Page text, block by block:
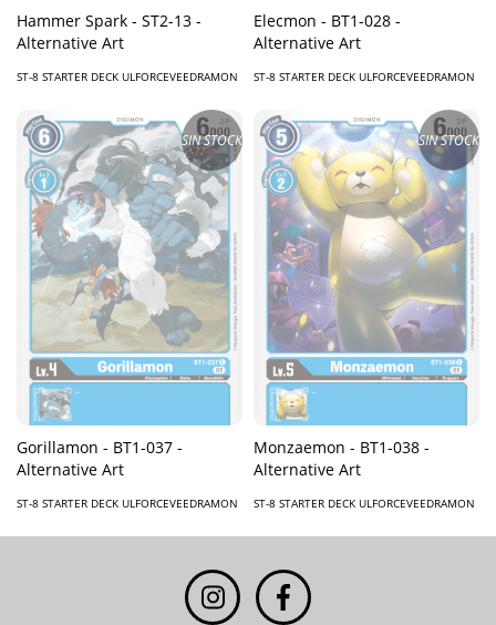
Hammer Spark - ST2-13 -
Alternative Art
ST-8 STARTER DECK ULFORCEVEEDRAMON
Elecmon - BT1-028 -
Alternative Art
ST-8 STARTER DECK ULFORCEVEEDRAMON
SIN STOCK
Gorillamon - BT1-037 -
Alternative Art
ST-8 STARTER DECK ULFORCEVEEDRAMON
SIN STOCK
Monzaemon - BT1-038 -
Alternative Art
ST-8 STARTER DECK ULFORCEVEEDRAMON